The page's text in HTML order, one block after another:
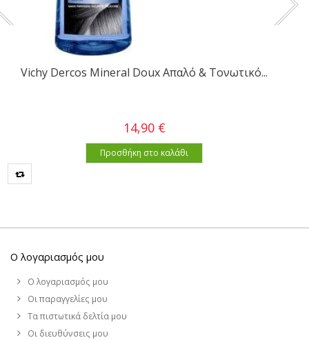
Vichy Dercos Mineral Doux Απαλό & Τονωτικό...
14,90 €
Προσθήκη στο καλάθι
Ο λογαριασμός μου
Ο λογαριασμός μου
Οι παραγγελίες μου
Τα πιστωτικά δελτία μου
Οι διευθύνσεις μου